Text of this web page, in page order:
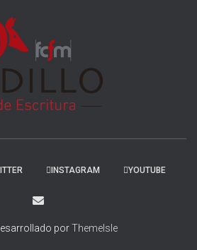
INSTAGRAM YOUTUBE
porThemeIsle